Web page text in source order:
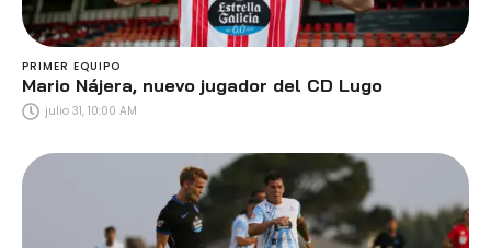
PRIMER EQUIPO
Mario Nájera, nuevo jugador del CD Lugo
julio 31, 10:00 AM